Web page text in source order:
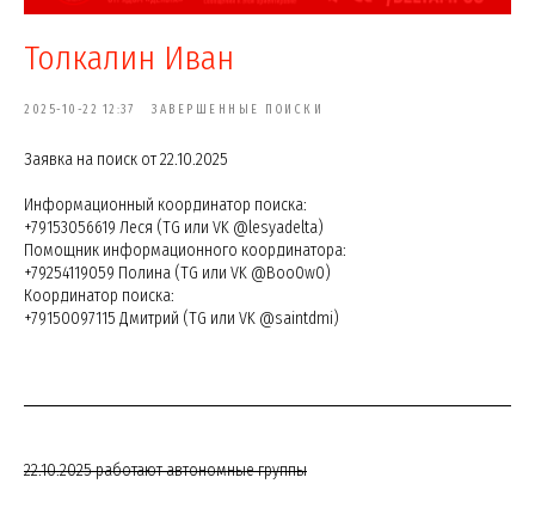
Толкалин Иван
2025-10-22 12:37 ЗАВЕРШЕННЫЕ ПОИСКИ
Заявка на поиск от 22.10.2025
Информационный координатор поиска:
+79153056619 Леся (TG или VK @lesyadelta)
Помощник информационного координатора:
+79254119059 Полина (TG или VK @Boo0w0)
Координатор поиска:
+79150097115 Дмитрий (TG или VK @saintdmi)
22.10.2025 работают автономные группы